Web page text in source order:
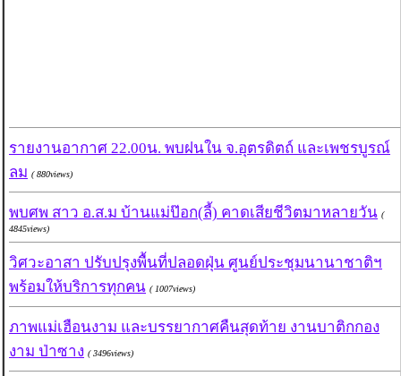
รายงานอากาศ 22.00น. พบฝนใน จ.อุตรดิตถ์ และเพชรบูรณ์
ลม ( 880views)
พบศพ สาว อ.ส.ม บ้านแม่ป๊อก(ลี้) คาดเสียชีวิตมาหลายวัน (
4845views)
วิศวะอาสา ปรับปรุงพื้นที่ปลอดฝุ่น ศูนย์ประชุมนานาชาติฯ
พร้อมให้บริการทุกคน ( 1007views)
ภาพแม่เฮือนงาม และบรรยากาศคืนสุดท้าย งานบาติกกอง
งาม ป่าซาง ( 3496views)